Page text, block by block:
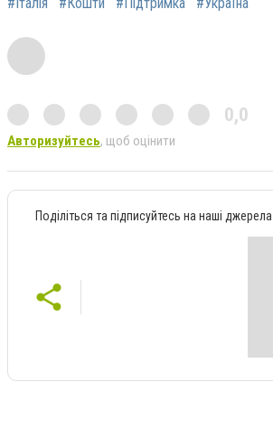
#Італія #Кошти #Підтримка #Україна
0,0
Авторизуйтесь, щоб оцінити
Поділіться та підписуйтесь на наші джерела